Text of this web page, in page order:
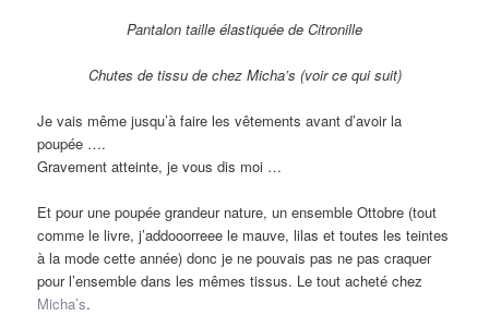
Pantalon taille élastiquée de Citronille
Chutes de tissu de chez Micha’s (voir ce qui suit)
Je vais même jusqu’à faire les vêtements avant d’avoir la
poupée ….
Gravement atteinte, je vous dis moi …
Et pour une poupée grandeur nature, un ensemble Ottobre (tout
comme le livre, j’addooorreee le mauve, lilas et toutes les teintes
à la mode cette année) donc je ne pouvais pas ne pas craquer
pour l’ensemble dans les mêmes tissus. Le tout acheté chez
Micha’s.